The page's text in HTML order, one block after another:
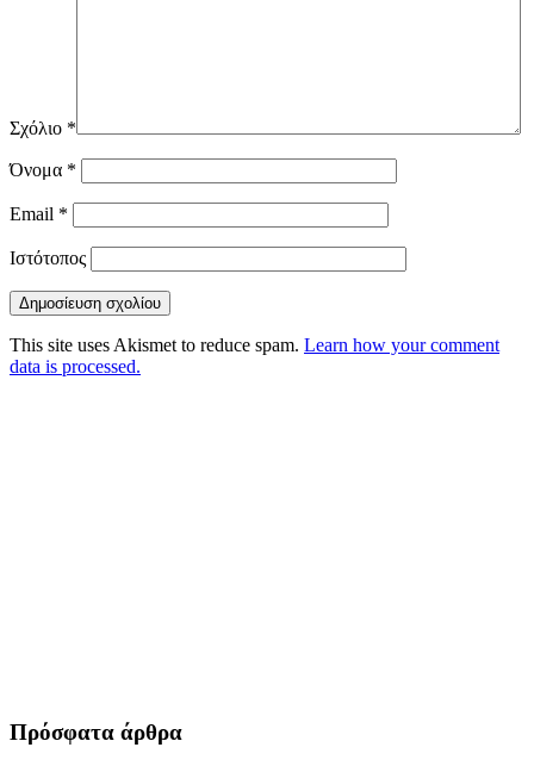
Σχόλιο *
Όνομα *
Email *
Ιστότοπος
This site uses Akismet to reduce spam. Learn how your comment
data is processed.
Πρόσφατα άρθρα